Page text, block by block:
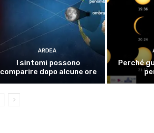
ARDEA
I sintomi possono
comparire dopo alcune ore
Perché